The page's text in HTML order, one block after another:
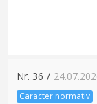
Nr. 36 /
Caracter normativ